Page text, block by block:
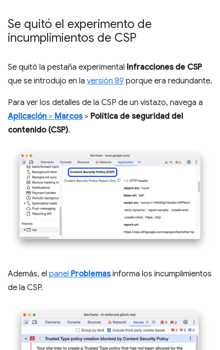
Se quitó el experimento de
incumplimientos de CSP
Se quitó la pestaña experimental Infracciones de CSP
que se introdujo en la versión 89 porque era redundante.
Para ver los detalles de la CSP de un vistazo, navega a
Aplicación > Marcos> Política de seguridad del
contenido (CSP).
Además, el panel Problemasinforma los incumplimientos
de la CSP.